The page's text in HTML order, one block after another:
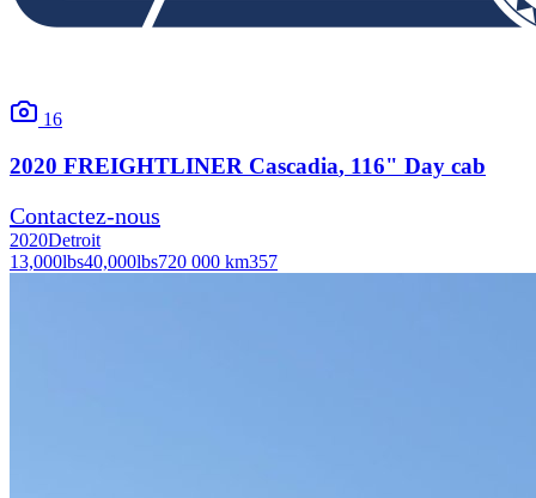
16
2020 FREIGHTLINER Cascadia, 116" Day cab
Contactez-nous
2020Detroit
13,000lbs40,000lbs720 000 km357